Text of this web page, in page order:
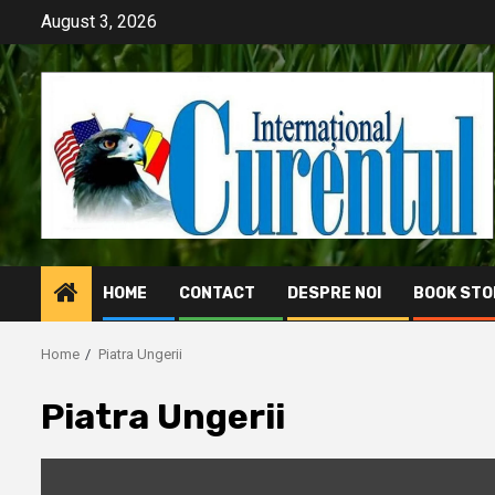
content
August 3, 2026
HOME CONTACT DESPRE NOI BOOK
Home Piatra Ungerii
Piatra Ungerii